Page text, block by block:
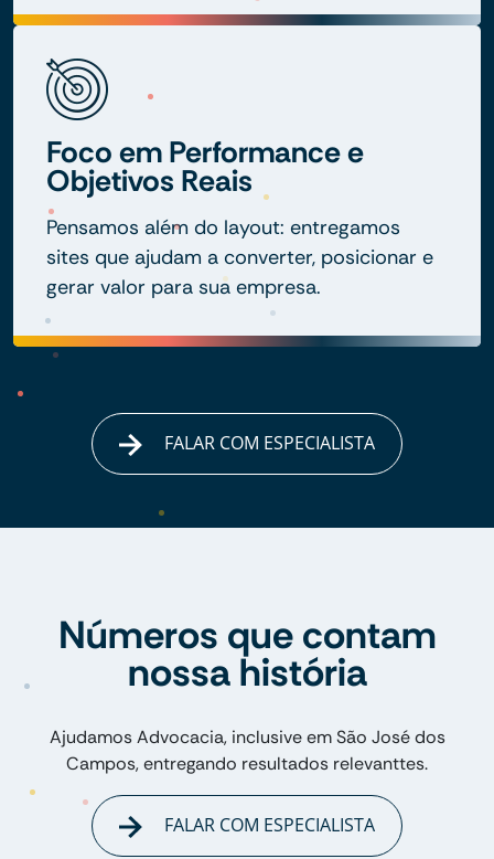
Foco em Performance e
Objetivos Reais
Pensamos além do layout: entregamos
sites que ajudam a converter, posicionar e
gerar valor para sua empresa.
FALAR COM ESPECIALISTA
Números que contam
nossa história
Ajudamos Advocacia, inclusive em São José dos
Campos, entregando resultados relevanttes.
FALAR COM ESPECIALISTA